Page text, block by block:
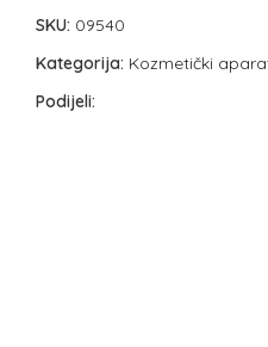
SKU: 09540
Kategorija: Kozmetički
Podijeli: